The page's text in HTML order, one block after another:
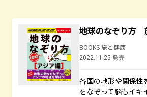
地球のなぞり方
BOOKS 旅と健康
2022.11.25 発売
各国の地形や関係性
をなぞって脳もイキ